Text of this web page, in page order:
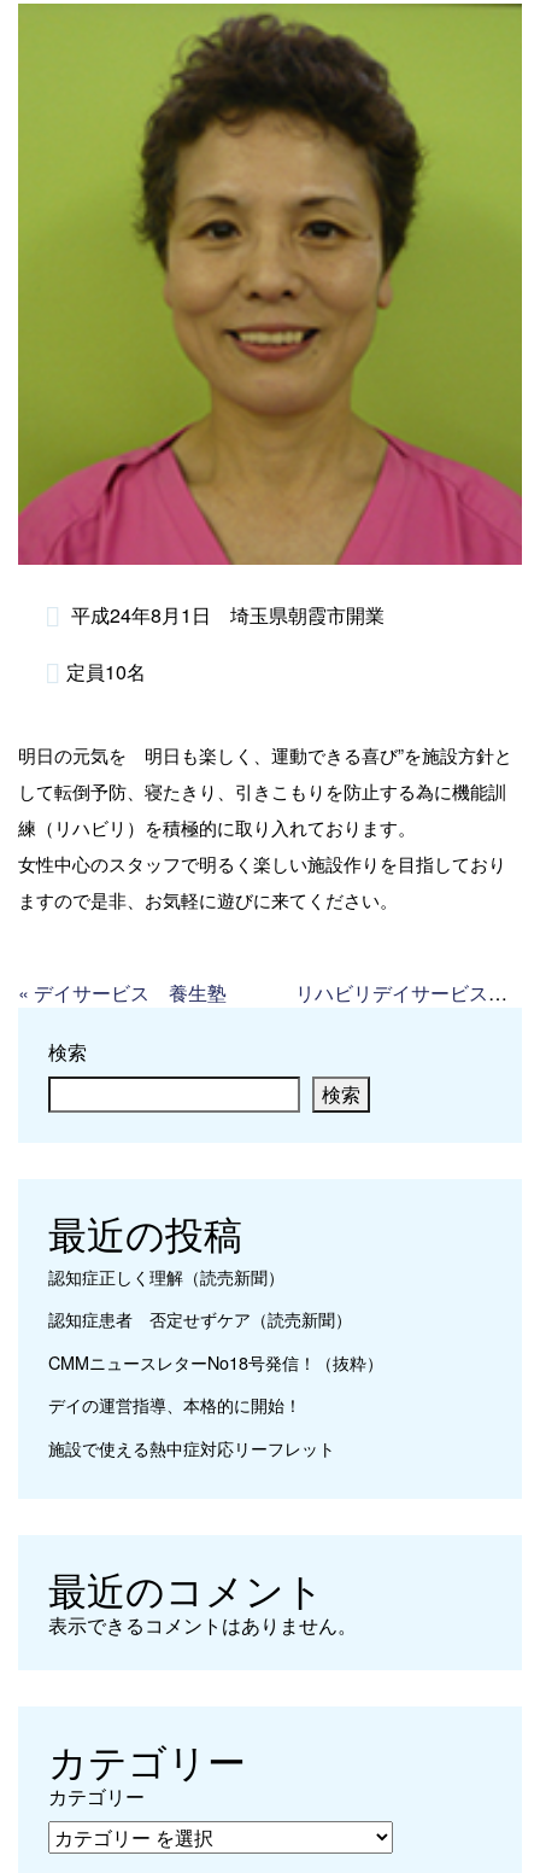
平成24年8月1日 埼玉県朝霞市開業
定員10名
明日の元気を 明日も楽しく、運動できる喜び”を施設方針と
して転倒予防、寝たきり、引きこもりを防止する為に機能訓
練（リハビリ）を積極的に取り入れております。
女性中心のスタッフで明るく楽しい施設作りを目指しており
ますので是非、お気軽に遊びに来てください。
« デイサービス 養生塾 リハビリデイサービス Hand’s一ノ割
検索
検索
最近の投稿
認知症正しく理解（読売新聞）
認知症患者 否定せずケア（読売新聞）
CMMニュースレターNo18号発信！（抜粋）
デイの運営指導、本格的に開始！
施設で使える熱中症対応リーフレット
最近のコメント
表示できるコメントはありません。
カテゴリー
カテゴリー